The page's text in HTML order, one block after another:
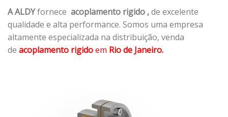
A ALDYfornece acoplamento rigido ,de excelente
qualidade e alta performance. Somos uma empresa
altamente especializada na distribuição, venda
de acoplamento rigidoem Rio de Janeiro.